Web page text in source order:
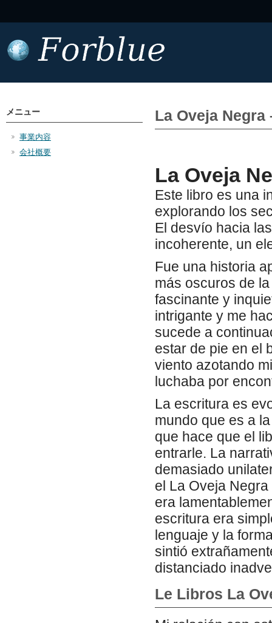
La Oveja Negra
La Oveja
Este libro es una
explorando los
El desvío hacia
incoherente, un
Fue una historia
más oscuros de
fascinante y
intrigante y me
sucede a
estar de pie en el
viento azotando
luchaba por
La escritura es
mundo que es a
que hace que el
entrarle. La
demasiado
el La Oveja
era
escritura era
lenguaje y la
sintió
distanciado
Le Libros La
メニュー
事業内容
会社概要